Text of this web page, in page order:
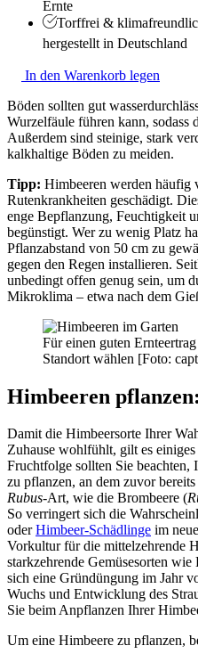
Ernte
Torffrei &
hergestellt in Deutschland
In den Warenkorb legen
Böden sollten gut
Wurzelfäule führen kann, sodass
Außerdem sind steinige, stark
kalkhaltige Böden zu meiden.
Tipp: Himbeeren werden häufig
Rutenkrankheiten geschädigt.
enge Bepflanzung, Feuchtigkeit
begünstigt. Wer zu wenig Platz
Pflanzabstand von 50 cm zu
gegen den Regen installieren.
unbedingt offen genug sein, um
Mikroklima – etwa nach dem
Für einen guten
Standort wählen [Foto:
Himbeeren
Damit die Himbeersorte Ihrer
Zuhause wohlfühlt, gilt es
Fruchtfolge sollten Sie
zu pflanzen, an dem zuvor
Rubus-Art, wie die Brombeere (
So verringert sich die
oderHimbeer-Schädlinge im
Vorkultur für die mittelzehrende
starkzehrende Gemüsesorten
sich eine Gründüngung im Jahr
Wuchs und Entwicklung des
Sie beim Anpflanzen Ihrer
Um eine Himbeere zu pflanzen,